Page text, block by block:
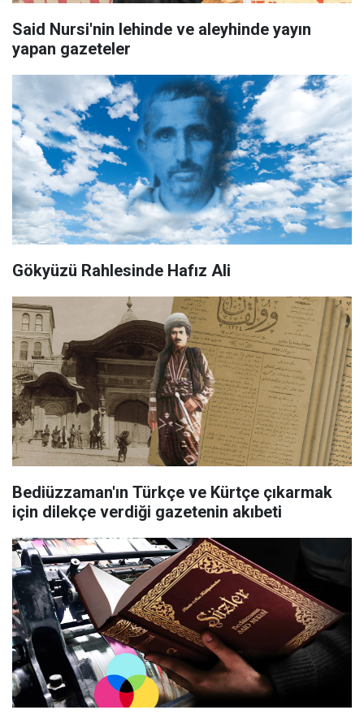
Said Nursi'nin lehinde ve aleyhinde yayın
yapan gazeteler
Gökyüzü Rahlesinde Hafız Ali
Bediüzzaman'ın Türkçe ve Kürtçe çıkarmak
için dilekçe verdiği gazetenin akıbeti